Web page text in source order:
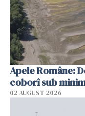
Apele Române:
coborî sub
02 AUGUST 2026